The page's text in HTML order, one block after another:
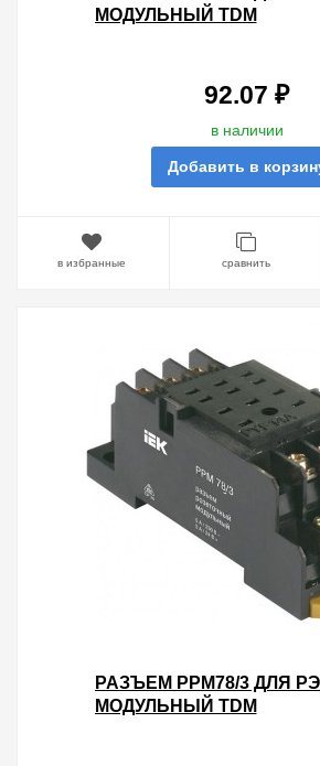
МОДУЛЬНЫЙ TDM
92.07 ₽
в наличии
Добавить в
в избранные сравнить
РАЗЪЕМ РРМ78/3 ДЛЯ
МОДУЛЬНЫЙ TDM